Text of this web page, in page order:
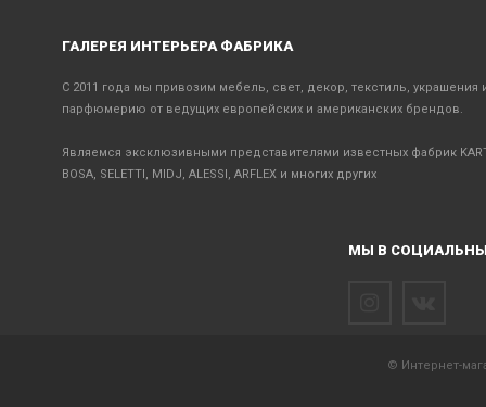
ГАЛЕРЕЯ ИНТЕРЬЕРА ФАБРИКА
С 2011 года мы привозим мебель, свет, декор, текстиль, украшения
парфюмерию от ведущих европейских и американских брендов.
Являемся эксклюзивными представителями известных фабрик
BOSA, SELETTI, MIDJ, ALESSI, ARFLEX и многих других
МЫ В
© Интернет-